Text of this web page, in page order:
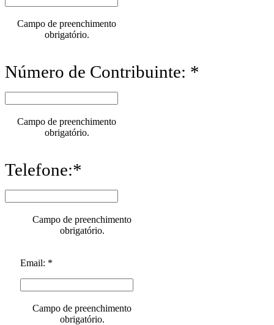
Campo de preenchimento
obrigatório.
Número de Contribuinte: *
Campo de preenchimento
obrigatório.
Telefone:*
Campo de preenchimento
obrigatório.
Email: *
Campo de preenchimento
obrigatório.